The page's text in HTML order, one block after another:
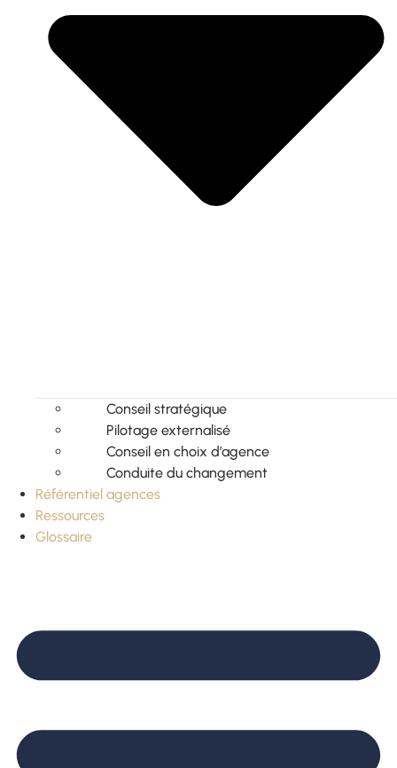
Conseil stratégique
Pilotage externalisé
Conseil en choix d’agence
Conduite du changement
Référentiel agences
Ressources
Glossaire